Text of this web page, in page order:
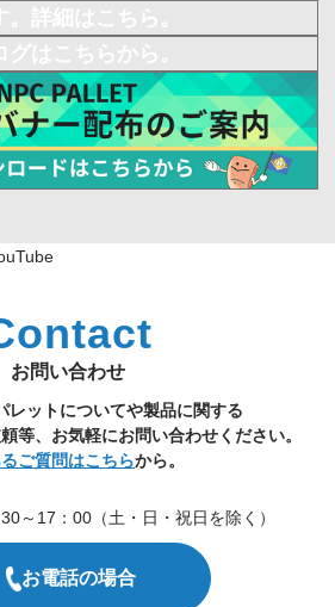
お問い合わせ
レットについてや製品に関する
等、お気軽にお問い合わせください。
ご質問はこちらから。
～17：00（土・日・祝日を除く）
お電話の場合